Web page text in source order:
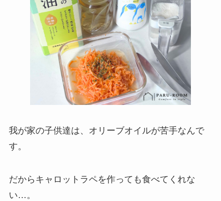
我が家の子供達は、オリーブオイルが苦手なんで
す。
だからキャロットラペを作っても食べてくれな
い…。